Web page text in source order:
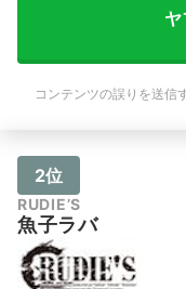
コンテンツの誤りを送信
2位
RUDIE’S
魚子ラバ